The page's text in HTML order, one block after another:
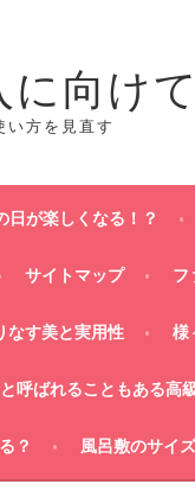
向けて
い方を見直す
日が楽しくなる！？
サイトマップ フ
なす美と実用性 様
呼ばれることもある高
？ 風呂敷のサイ